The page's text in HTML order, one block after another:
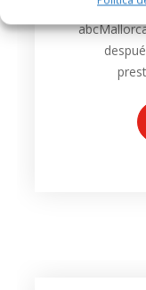
mejores